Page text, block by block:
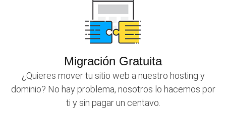
Migración Gratuita
¿Quieres mover tu sitio web a nuestro hosting y
dominio? No hay problema, nosotros lo hacemos por
ti y sin pagar un centavo.